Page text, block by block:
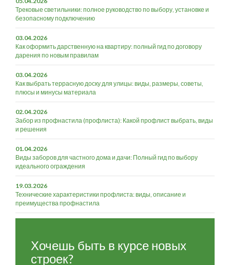
Трековые светильники: полное руководство по выбору, установке и
безопасному подключению
03.04.2026
Как оформить дарственную на квартиру: полный гид по договору
дарения по новым правилам
03.04.2026
Как выбрать террасную доску для улицы: виды, размеры, советы,
плюсы и минусы материала
02.04.2026
Забор из профнастила (профлиста): Какой профлист выбрать, виды
и решения
01.04.2026
Виды заборов для частного дома и дачи: Полный гид по выбору
идеального ограждения
19.03.2026
Технические характеристики профлиста: виды, описание и
преимущества профнастила
Хочешь быть в курсе новых
строек?